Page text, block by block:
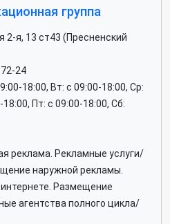
группа
2-я, 13 ст43 (Пресненский
24
18:00, Вт: c 09:00-18:00, Ср:
Пт: c 09:00-18:00, Сб:
реклама. Рекламные услуги/
наружной рекламы.
Размещение
агентства полного цикла/